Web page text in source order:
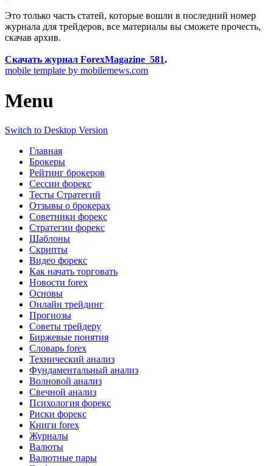
Это только часть статей, которые вошли в последний номер
журнала для трейдеров, все материалы вы сможете прочесть,
скачав архив.
Скачать журнал ForexMagazine_581.
mobile template by mobilemews.com
Menu
Switch to Desktop Version
Главная
Брокеры
Рейтинг брокеров
Сессии форекс
Тесты Стратегий
Отзывы о брокерах
Советники форекс
Стратегии форекс
Шаблоны
Скрипты
Видео форекс
Как начать торговать
Новости forex
Основы
Онлайн трейдинг
Прогнозы
Советы трейдеру
Биржевые понятия
Словарь forex
Технический анализ
Фундаментальный анализ
Волновой анализ
Свечной анализ
Психология форекс
Риски форекс
Книги forex
Журналы
Валюты
Валютные пары